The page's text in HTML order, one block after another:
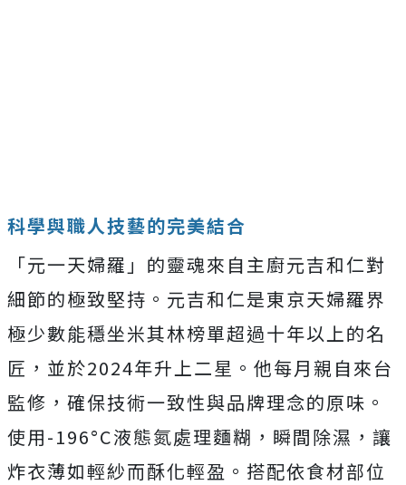
科學與職人技藝的完美結合
「元一天婦羅」的靈魂來自主廚元吉和仁對
細節的極致堅持。元吉和仁是東京天婦羅界
極少數能穩坐米其林榜單超過十年以上的名
匠，並於2024年升上二星。他每月親自來台
監修，確保技術一致性與品牌理念的原味。
使用-196°C液態氮處理麵糊，瞬間除濕，讓
炸衣薄如輕紗而酥化輕盈。搭配依食材部位